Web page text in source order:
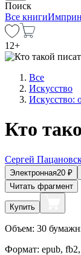
Поиск
Все книги
12+
Все
Искусство
Искусство:
Кто
Сергей
Электронная20 ₽
Читать фрагмент
Купить
Объем: 30
Формат: epub,